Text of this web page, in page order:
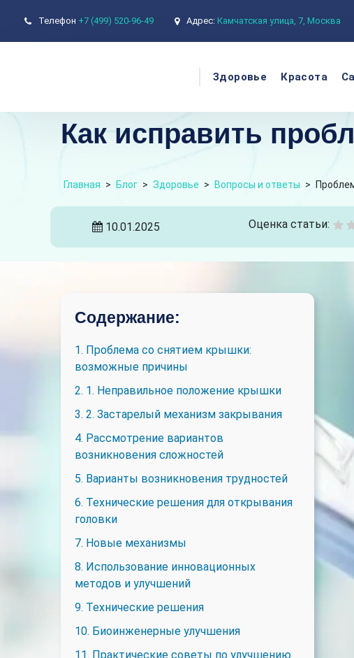
Телефон +7 (499) 520-96-49 Адрес: Камчатская улица, 7, Москва
Здоровье Красота
Как исправить
Главная > Блог > Здоровье > Вопросы и ответы >
10.01.2025 Оценка статьи:
Содержание:
1. Проблема со снятием крышки:
возможные причины
2. 1. Неправильное положение крышки
3. 2. Застарелый механизм закрывания
4. Рассмотрение вариантов
возникновения сложностей
5. Варианты возникновения трудностей
6. Технические решения для открывания
головки
7. Новые механизмы
8. Использование инновационных
методов и улучшений
9. Технические решения
10. Биоинженерные улучшения
11. Практические советы по улучшению